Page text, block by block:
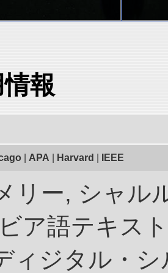
報
APA Harvard IEEE
リー, シャル
ア語テキス
ィジタル・